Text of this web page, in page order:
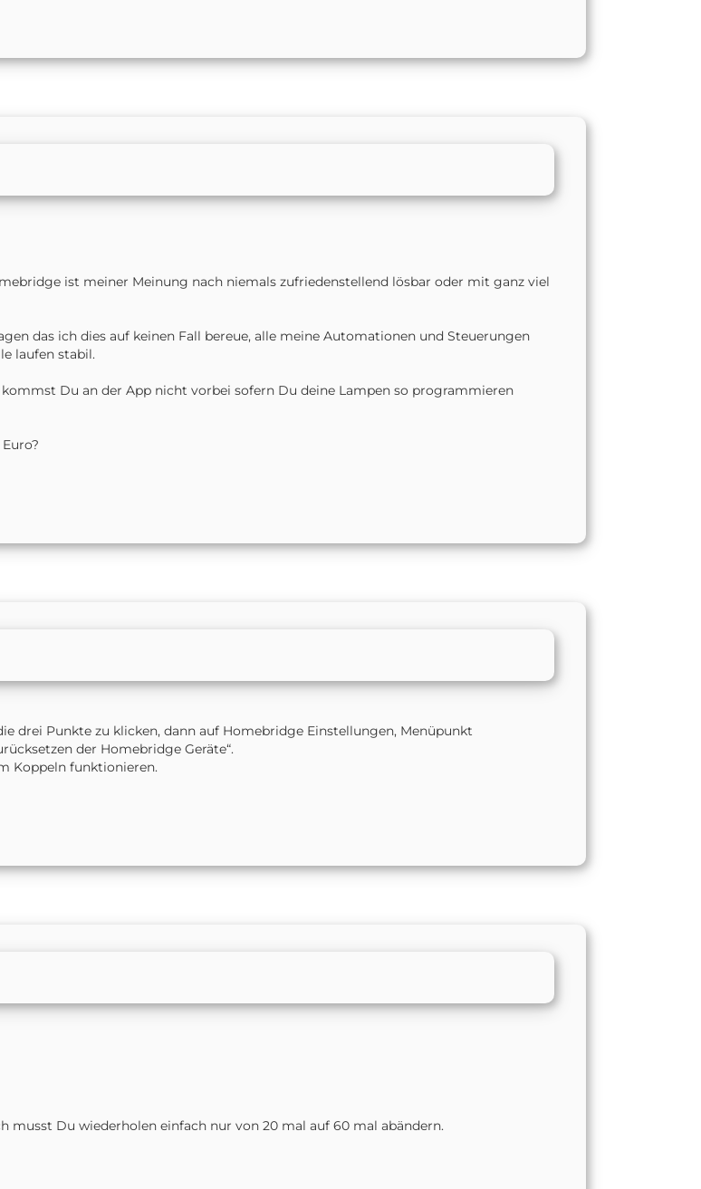
ist meiner Meinung nach niemals zufriedenstellend lösbar oder mit ganz viel
das ich dies auf keinen Fall bereue, alle meine Automationen und Steuerungen
laufen stabil.
Du an der App nicht vorbei sofern Du deine Lampen so programmieren
drei Punkte zu klicken, dann auf Homebridge Einstellungen, Menüpunkt
der Homebridge Geräte“.
Koppeln funktionieren.
musst Du wiederholen einfach nur von 20 mal auf 60 mal abändern.